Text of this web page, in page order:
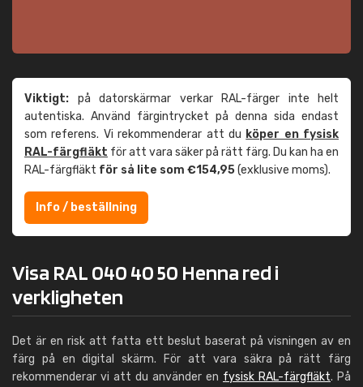
Viktigt: på datorskärmar verkar RAL-färger inte helt
autentiska. Använd färgintrycket på denna sida endast
som referens. Vi rekommenderar att du köper en fysisk
RAL-färgfläkt för att vara säker på rätt färg. Du kan ha en
RAL-färgfläkt för så lite som €154,95(exklusive moms).
Info / beställning
Visa RAL 040 40 50 Henna red i
verkligheten
Det är en risk att fatta ett beslut baserat på visningen av en
färg på en digital skärm. För att vara säkra på rätt färg
rekommenderar vi att du använder en fysisk RAL-färgfläkt. På